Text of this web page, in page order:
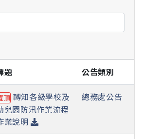
題 公告類別
頂 轉知各級學校及
兒園防汛作業流程
業說明
總務處公告